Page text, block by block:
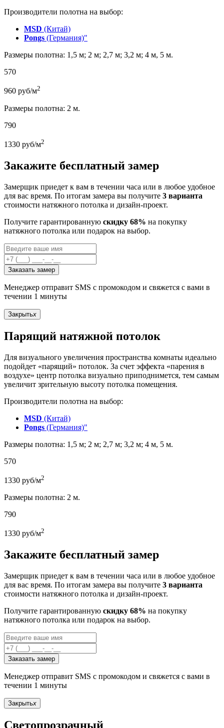
Производители полотна на выбор:
MSD (Китай)
Pongs (Германия)"
Размеры полотна: 1,5 м; 2 м; 2,7 м; 3,2 м; 4 м, 5 м.
570
960 руб/м2
Размеры полотна: 2 м.
790
1330 руб/м2
Закажите бесплатный замер
Замерщик приедет к вам в течении часа или в любое удобное
для вас время. По итогам замера вы получите 3 варианта
стоимости натяжного потолка и дизайн-проект.
Получите гарантированную скидку 68% на покупку
натяжного потолка или подарок на выбор.
Заказать замер
Менеджер отправит SMS с промокодом и свяжется с вами в
течении 1 минуты
Закрытьx
Парящий натяжной потолок
Для визуального увеличения пространства комнаты идеально
подойдет «парящий» потолок. За счет эффекта «парения в
воздухе» центр потолка визуально приподнимется, тем самым
увеличит зрительную высоту потолка помещения.
Производители полотна на выбор:
MSD (Китай)
Pongs (Германия)"
Размеры полотна: 1,5 м; 2 м; 2,7 м; 3,2 м; 4 м, 5 м.
570
1330 руб/м2
Размеры полотна: 2 м.
790
1330 руб/м2
Закажите бесплатный замер
Замерщик приедет к вам в течении часа или в любое удобное
для вас время. По итогам замера вы получите 3 варианта
стоимости натяжного потолка и дизайн-проект.
Получите гарантированную скидку 68% на покупку
натяжного потолка или подарок на выбор.
Заказать замер
Менеджер отправит SMS с промокодом и свяжется с вами в
течении 1 минуты
Закрытьx
Светопрозрачный